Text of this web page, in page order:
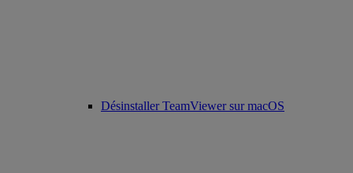
Désinstaller TeamViewer sur macOS